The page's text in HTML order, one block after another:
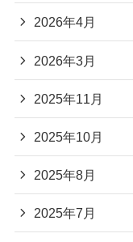
2026年4月
2026年3月
2025年11月
2025年10月
2025年8月
2025年7月